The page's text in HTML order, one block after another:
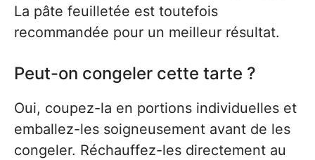
La pâte feuilletée est toutefois
recommandée pour un meilleur résultat.
Peut-on congeler cette tarte ?
Oui, coupez-la en portions individuelles et
emballez-les soigneusement avant de les
congeler. Réchauffez-les directement au